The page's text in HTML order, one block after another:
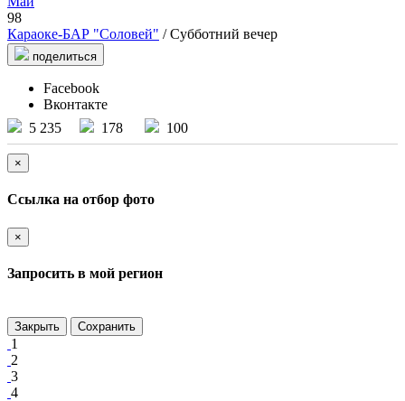
98
Караоке-БАР "Соловей" / Субботний вечер
поделиться
Facebook
Вконтакте
5 235
178 100
×
Ссылка на отбор фото
×
Запросить в мой регион
Закрыть Сохранить
1
2
3
4